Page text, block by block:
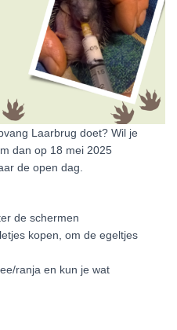
Laarbrug doet? Wil je
dan op 18 mei 2025
de open dag.
de schermen
kopen, om de egeltjes
ranja en kun je wat